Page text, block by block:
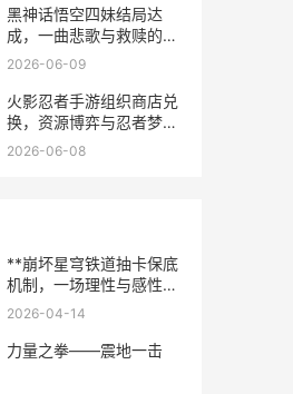
黑神话悟空四妹结局达
成，一曲悲歌与救赎的旅
程
2026-06-09
火影忍者手游组织商店兑
换，资源博弈与忍者梦想
的副标题
2026-06-08
**崩坏星穹铁道抽卡保底
机制，一场理性与感性的
星间博弈**
2026-04-14
力量之拳——震地一击